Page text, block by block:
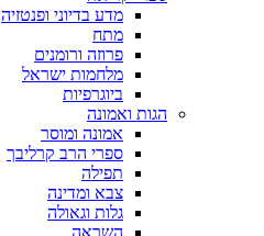
מדע בדיוני ופנטזיה
מתח
פרוזה ורומנים
מלחמות ישראל
ביוגרפיות
הגות ואמונה
אמונה ומוסר
ספרי הרב קרליבך
תפילה
צבא ומדינה
גלות וגאולה